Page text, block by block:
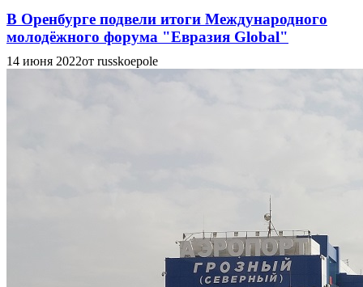
В Оренбурге подвели итоги Международного
молодёжного форума "Евразия Global"
14 июня 2022от russkoepole